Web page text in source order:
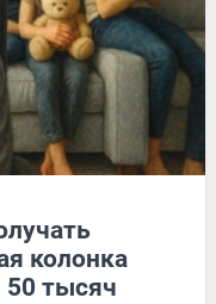
колонка
50 тысяч